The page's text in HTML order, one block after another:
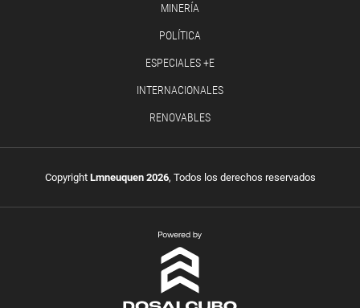
MINERÍA
POLÍTICA
ESPECIALES +E
INTERNACIONALES
RENOVABLES
Copyright Lmneuquen 2026, Todos los derechos reservados